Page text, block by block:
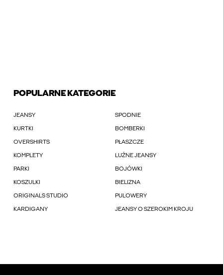
POPULARNE KATEGORIE
JEANSY SPODNIE
KURTKI BOMBERKI
OVERSHIRTS PŁASZCZE
KOMPLETY LUŹNE JEANSY
PARKI BOJÓWKI
KOSZULKI BIELIZNA
ORIGINALS STUDIO PULOWERY
KARDIGANY JEANSY O SZEROKIM KROJU